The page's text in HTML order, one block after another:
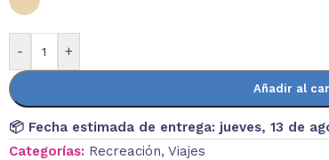
- +
Añadir al
📦 Fecha estimada de entrega: jueves, 13 de
Categorías: Recreación, Viajes